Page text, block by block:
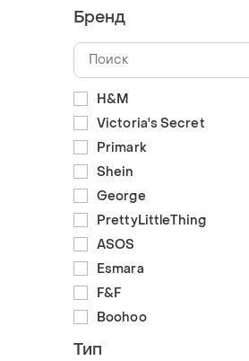
Бренд
H&M
Victoria's Secret
Primark
Shein
George
PrettyLittleThing
ASOS
Esmara
F&F
Boohoo
Тип